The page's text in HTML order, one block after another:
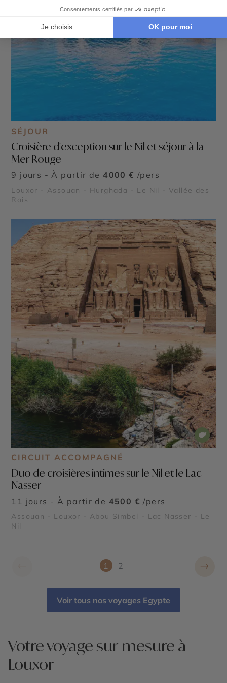
SÉJOUR
Croisière d'exception sur le Nil et séjour à la
Mer Rouge
9 jours - À partir de 4000 € /pers
Louxor - Assouan - Hurghada - Le Nil - Vallée des
Rois
CIRCUIT ACCOMPAGNÉ
Duo de croisières intimes sur le Nil et le Lac
Nasser
11 jours - À partir de 4500 € /pers
Assouan - Louxor - Abou Simbel - Lac Nasser - Le
Nil
1 2 →
Voir tous nos voyages Egypte
Votre voyage sur-mesure à
Louxor